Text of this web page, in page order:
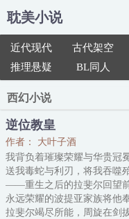
耽美小说
近代现代 古代架空
推理悬疑
BL同人
西幻小说
逆位教皇
作者： 大叶子酒
我背负着璀璨荣耀与华贵冠
送我毒蛇与利刃，将我吞噬
——重生之后的拉斐尔回望前
永远荣耀的波提亚家族将他
拉斐尔竭尽所能，周旋在剑